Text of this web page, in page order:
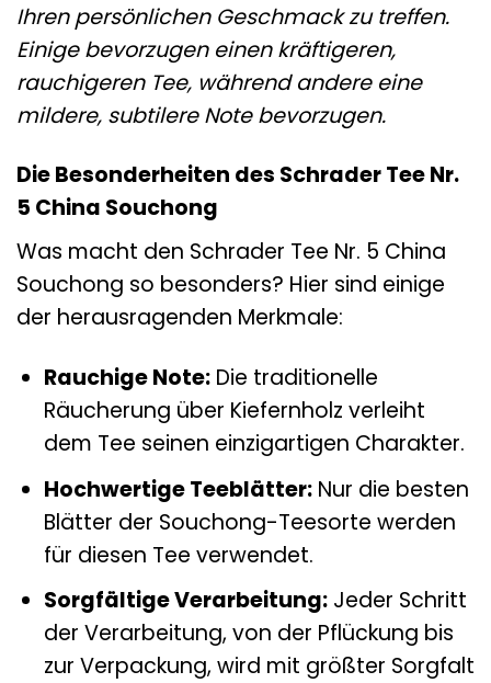
Ihren persönlichen Geschmack zu treffen.
Einige bevorzugen einen kräftigeren,
rauchigeren Tee, während andere eine
mildere, subtilere Note bevorzugen.
Die Besonderheiten des Schrader Tee Nr.
5 China Souchong
Was macht den Schrader Tee Nr. 5 China
Souchong so besonders? Hier sind einige
der herausragenden Merkmale:
Rauchige Note:Die traditionelle
Räucherung über Kiefernholz verleiht
dem Tee seinen einzigartigen Charakter.
Hochwertige Teeblätter:Nur die besten
Blätter der Souchong-Teesorte werden
für diesen Tee verwendet.
Sorgfältige Verarbeitung:Jeder Schritt
der Verarbeitung, von der Pflückung bis
zur Verpackung, wird mit größter Sorgfalt